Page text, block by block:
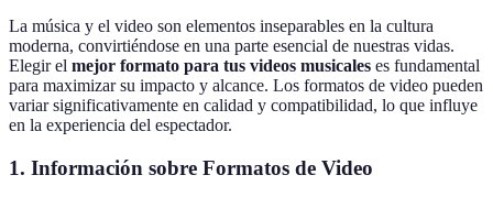
La música y el video son elementos inseparables en la cultura
moderna, convirtiéndose en una parte esencial de nuestras vidas.
Elegir el mejor formato para tus videos musicales es fundamental
para maximizar su impacto y alcance. Los formatos de video pueden
variar significativamente en calidad y compatibilidad, lo que influye
en la experiencia del espectador.
1. Información sobre Formatos de Video